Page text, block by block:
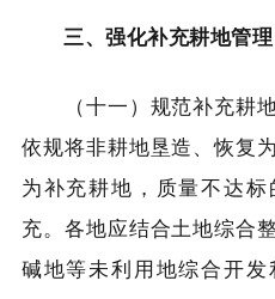
三、强化补充耕地管
（十一）规范补充耕地
依规将非耕地垦造、恢复
为补充耕地，质量不达
充。各地应结合土地综合
碱地等未利用地综合开